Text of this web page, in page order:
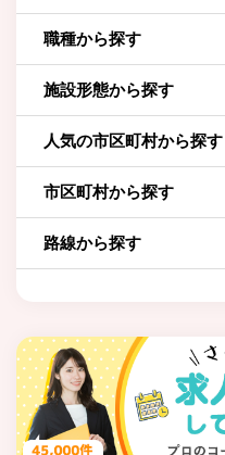
職種から探す
施設形態から探す
人気の市区町村から探す
市区町村から探す
路線から探す